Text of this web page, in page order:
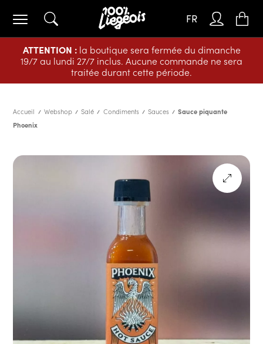
ATTENTION :la boutique sera fermée du dimanche
19/7 au lundi 27/7 inclus. Aucune commande ne sera
traitée durant cette période.
FR
Accueil Webshop Salé Condiments Sauces
Sauce piquante
Phoenix